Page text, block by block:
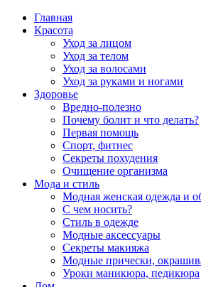
Главная
Красота
Уход за лицом
Уход за телом
Уход за волосами
Уход за руками и ногами
Здоровье
Вредно-полезно
Почему болит и что делать?
Первая помощь
Спорт, фитнес
Секреты похудения
Очищение организма
Мода и стиль
Модная женская одежда и
С чем носить?
Стиль в одежде
Модные аксессуары
Секреты макияжа
Модные прически,
Уроки маникюра, педикюра